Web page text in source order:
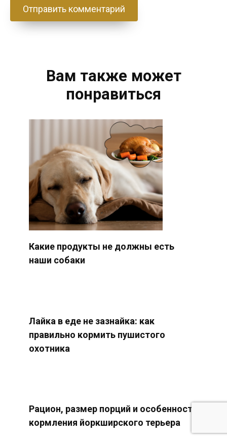
Вам также может
понравиться
Какие продукты не должны есть
наши собаки
Лайка в еде не зазнайка: как
правильно кормить пушистого
охотника
Рацион, размер порций и особенности
кормления йоркширского терьера